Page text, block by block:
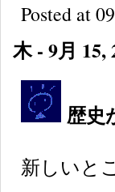
Posted at
木 - 9月 15,
歴史
新しいと